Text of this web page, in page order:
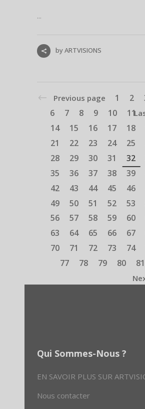
...
byARTVISIONS
Previous page 1 2
6
7 8 9 10 11
14
15 16 17 18
21
22 23 24 25
28
29 30 31 32
35
36 37 38 39
42
43 44 45 46
49
50 51 52 53
56
57 58 59 60
63
64 65 66 67
70
71 72 73 74
77
78 79 80 81
Qui Sommes-Nous ?
EN SAVOIR PLUS SUR
Nous contacter